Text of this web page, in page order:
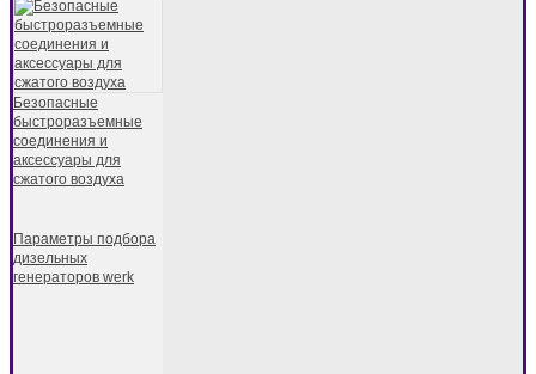
Безопасные
быстроразъемные
соединения и
аксессуары для
сжатого воздуха
Параметры подбора
дизельных
генераторов werk